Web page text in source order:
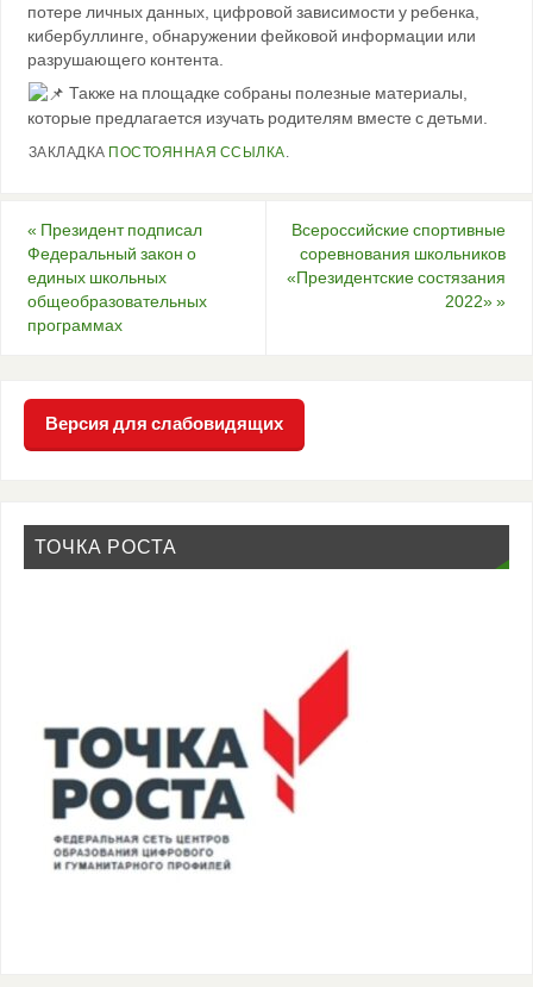
потере личных данных, цифровой зависимости у ребенка,
кибербуллинге, обнаружении фейковой информации или
разрушающего контента.
Также на площадке собраны полезные материалы,
которые предлагается изучать родителям вместе с детьми.
ЗАКЛАДКА ПОСТОЯННАЯ ССЫЛКА.
« Президент подписал
Федеральный закон о
единых школьных
общеобразовательных
программах
Всероссийские спортивные
соревнования школьников
«Президентские состязания
2022»»
Версия для слабовидящих
ТОЧКА РОСТА